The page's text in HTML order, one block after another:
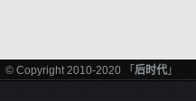
© Copyright 2010-2020 「 后时代 」